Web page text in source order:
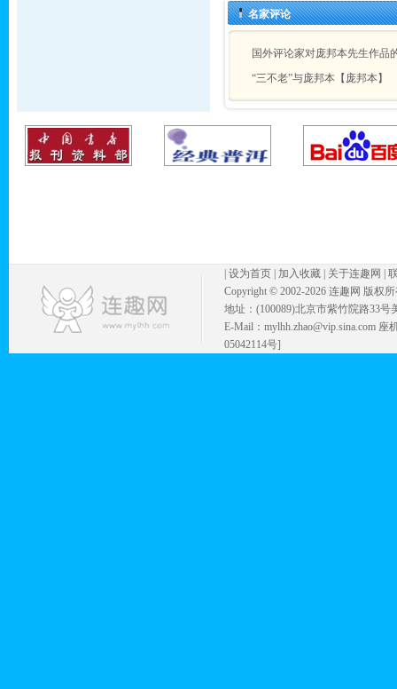
名家评论
国外评论家对庞邦本先生作品
“三不老”与庞邦本【庞邦本】
设为首页 加入收藏 关于连趣网
Copyright © 2002-2026 连趣网 版权
地址：(100089)北京市紫竹院路33号
E-Mail：mylhh.zhao@vip.sina.com
05042114号]